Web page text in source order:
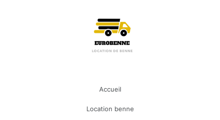
Accueil
Location benne